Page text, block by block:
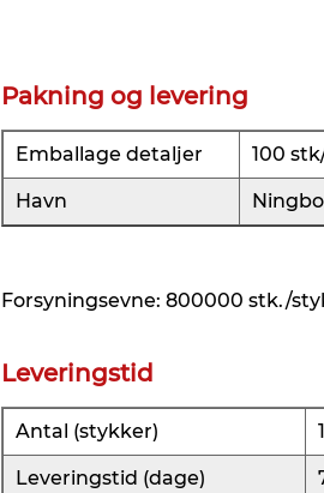
Pakning og levering
Emballage detaljer 100
Havn Ningbo
Forsyningsevne: 800000 stk./
Leveringstid
Antal (stykker)
Leveringstid (dage)